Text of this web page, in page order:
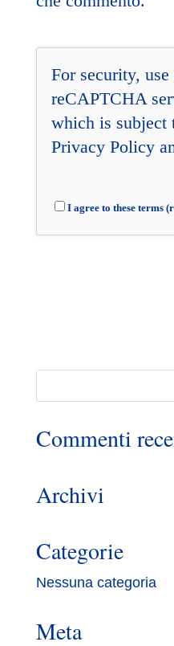
For security,
reCAPTCHA
which is subject
Privacy Policy
I agree to these terms
Commenti
Archivi
Categorie
Nessuna categoria
Meta